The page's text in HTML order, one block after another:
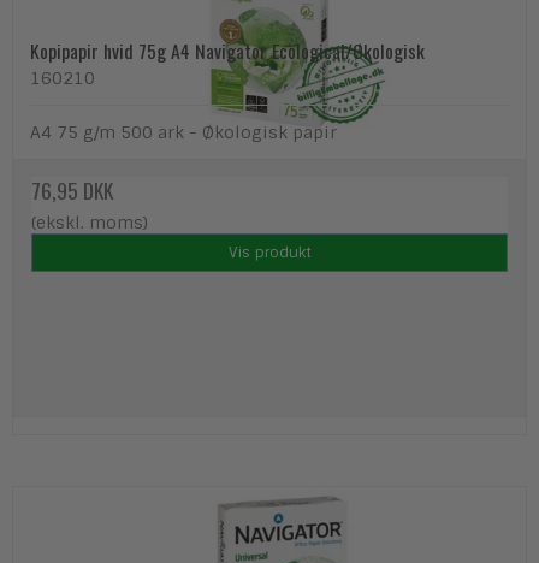
Kopipapir hvid 75g A4 Navigator Ecological/Økologisk
160210
A4 75 g/m 500 ark - Økologisk papir
76,95 DKK
(ekskl. moms)
Vis produkt